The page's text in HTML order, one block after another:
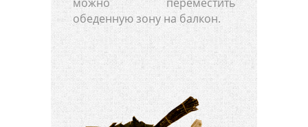
обеденную зону на балкон.